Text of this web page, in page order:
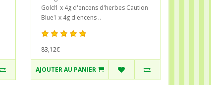
Gold1 x 4g d'encens d'herbes Caution
Blue1 x 4g d'encens ..
83,12€
AJOUTER AU PANIER